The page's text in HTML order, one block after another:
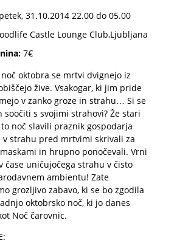
petek, 31.10.2014 22.00 do 05.00
Castle Lounge Club,Ljubljana
7€
oktobra se mrtvi dvignejo iz
žive. Vsakogar, ki jim pride
v zanko groze in strahu… Si se
soočiti s svojimi strahovi? Že stari
noč slavili praznik gospodarja
v strahu pred mrtvimi skrivali za
in hrupno ponočevali. Vrni
čase uničujočega strahu v čisto
ambientu! Zate
grozljivo zabavo, ki se bo zgodila
oktobrsko noč, ki jo danes
Noč čarovnic.